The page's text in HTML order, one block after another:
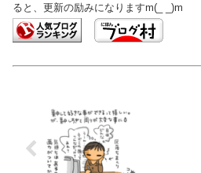
ると、更新の励みになりますm(_ _)m